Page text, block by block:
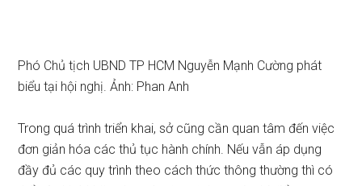
Phó Chủ tịch UBND TP HCM Nguyễn Mạnh Cường phát
biểu tại hội nghị. Ảnh: Phan Anh
Trong quá trình triển khai, sở cũng cần quan tâm đến việc
đơn giản hóa các thủ tục hành chính. Nếu vẫn áp dụng
đầy đủ các quy trình theo cách thức thông thường thì có